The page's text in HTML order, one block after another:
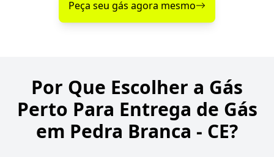
Peça seu gás agora mesmo
Por Que Escolher a Gás
Perto Para Entrega de Gás
em Pedra Branca - CE?